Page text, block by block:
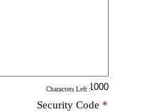
: Characters Left
Security Code *